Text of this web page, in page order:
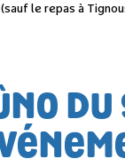
le repas à
DU